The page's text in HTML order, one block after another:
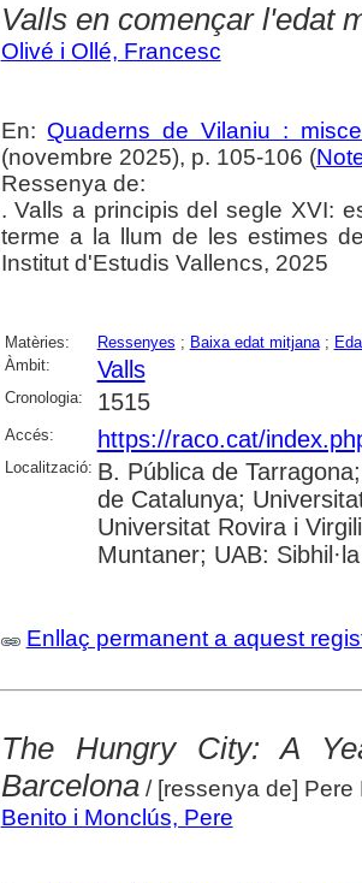
Valls en començar l'edat
Olivé i Ollé, Francesc
En: Quaderns de Vilaniu :
(novembre 2025), p. 105-106 (
Ressenya de:
. Valls a principis del segle XVI:
terme a la llum de les estimes
Institut d'Estudis Vallencs, 2025
Matèries: Ressenyes ; Baixa edat mitjana;
Àmbit:
Valls
Cronologia: 1515
Accés: https://raco.cat/
Localització: B. Pública de
de Catalunya;
Universitat Rovira i
Muntaner; UAB: Sibhil·la
Enllaç permanent a aquest
The Hungry City: A
Barcelona/ [ressenya de] Pere
Benito i Monclús, Pere